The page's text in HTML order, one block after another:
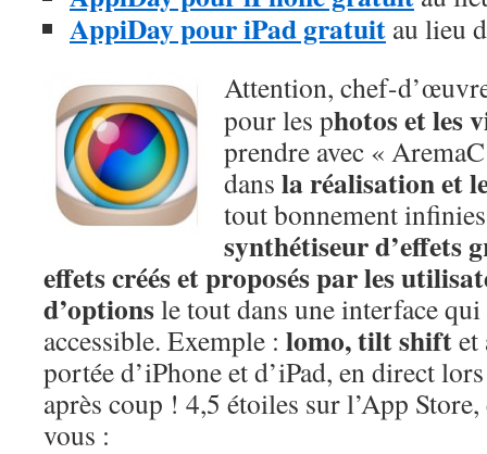
AppiDay pour iPad gratuit au lieu
Attention, chef-
pour les photos et les
prendre avec «
dans la réalisation et
tout bonnement
synthétiseur d’effets
effets créés et proposés par les
d’optionsle tout dans une interface
accessible. Exemple : lomo, tilt shiftet
portée d’iPhone et d’iPad, en direct
après coup ! 4,5 étoiles sur l’App
vous :